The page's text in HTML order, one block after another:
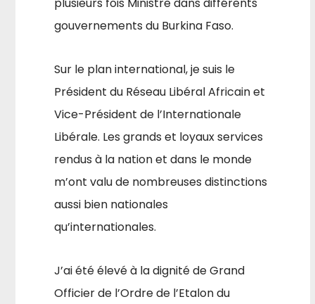
gouvernements du Burkina Faso.
Sur le plan international, je suis le
Président du Réseau Libéral Af­ricain et
Vice-Président de l’Internationale
Libérale. Les grands et loyaux services
rendus à la nation et dans le monde
m’ont valu de nombreuses distinctions
aussi bien nationales
qu’internationales.
J’ai été élevé à la dignité de Grand
Officier de l’Ordre de l’Etalon du